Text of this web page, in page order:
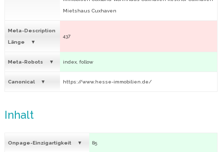
Mietshaus Cuxhaven
Meta-Description
Länge
437
Meta-Robots index, follow
Canonical https://www.hesse-immobilien.de/
Inhalt
Onpage-Einzigartigkeit 85